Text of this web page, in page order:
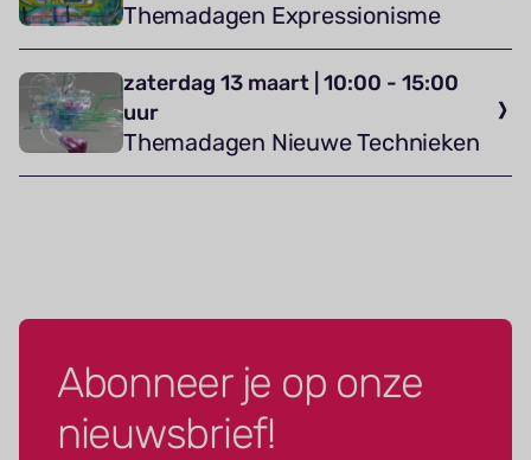
Themadagen Expressionisme
zaterdag 13 maart | 10:00 - 15:00
uur
Themadagen Nieuwe Technieken
Abonneer je op onze
nieuwsbrief!